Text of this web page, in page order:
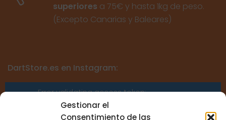
Gestionar el
Consentimiento de las
superiores a 75€ y hasta 1kg de peso.
(Excepto Canarias y Baleares)
DartStore.es en Instagram:
Error validating access token:
Sessions for the user are not allowed
because the user is not a confirmed